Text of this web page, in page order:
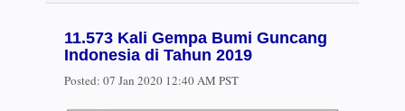
11.573 Kali Gempa Bumi Guncang
Indonesia di Tahun 2019
Posted: 07 Jan 2020 12:40 AM PST